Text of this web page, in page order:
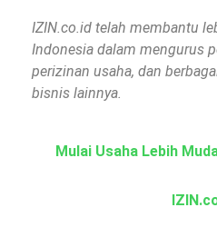
IZIN.co.id telah membantu
Indonesia dalam mengurus
perizinan usaha, dan
bisnis lainnya.
Mulai Usaha Lebih